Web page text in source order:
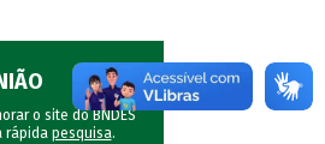
o site do BNDES
rápida pesquisa.